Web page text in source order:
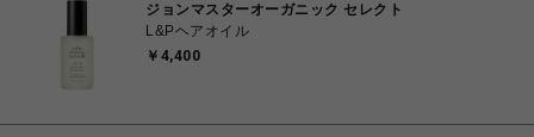
ジョンマスターオーガニック セレクト
L&Pヘアオイル
￥4,400